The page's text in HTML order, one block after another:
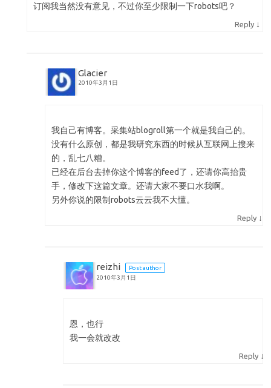
订阅我当然没有意见，不过你至少限制一下robots吧？
Reply ↓
Glacier
2010年3月1日
我自己有博客。采集站blogroll第一个就是我自己的。
没有什么原创，都是我研究东西的时候从互联网上搜来
的，乱七八糟。
已经在后台去掉你这个博客的feed了，还请你高抬贵
手，修改下这篇文章。还请大家不要口水我啊。
另外你说的限制robots云云我不大懂。
Reply ↓
reizhi
Post author
2010年3月1日
恩，也行
我一会就改改
Reply ↓